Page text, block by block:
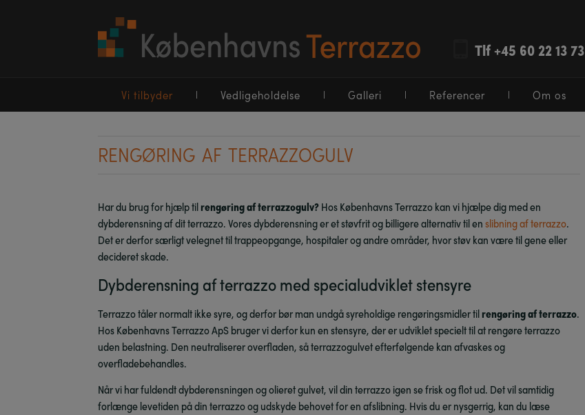
Tlf +45 60 22 13 73
Vi tilbyder Vedligeholdelse Galleri Referencer Om os
RENGØRING AF TERRAZZOGULV
Har du brug for hjælp til rengøring af terrazzogulv? Hos Københavns Terrazzo kan vi hjælpe dig med en
dybderensning af dit terrazzo. Vores dybderensning er et støvfrit og billigere alternativ til en slibning af terrazzo.
Det er derfor særligt velegnet til trappeopgange, hospitaler og andre områder, hvor støv kan være til gene eller
decideret skade.
Dybderensning af terrazzo med specialudviklet stensyre
Terrazzo tåler normalt ikke syre, og derfor bør man undgå syreholdige rengøringsmidler til rengøring af terrazzo.
Hos Københavns Terrazzo ApS bruger vi derfor kun en stensyre, der er udviklet specielt til at rengøre terrazzo
uden belastning. Den neutraliserer overfladen, så terrazzogulvet efterfølgende kan afvaskes og
overfladebehandles.
Når vi har fuldendt dybderensningen og olieret gulvet, vil din terrazzo igen se frisk og flot ud. Det vil samtidig
forlænge levetiden på din terrazzo og udskyde behovet for en afslibning. Hvis du er nysgerrig, kan du læse